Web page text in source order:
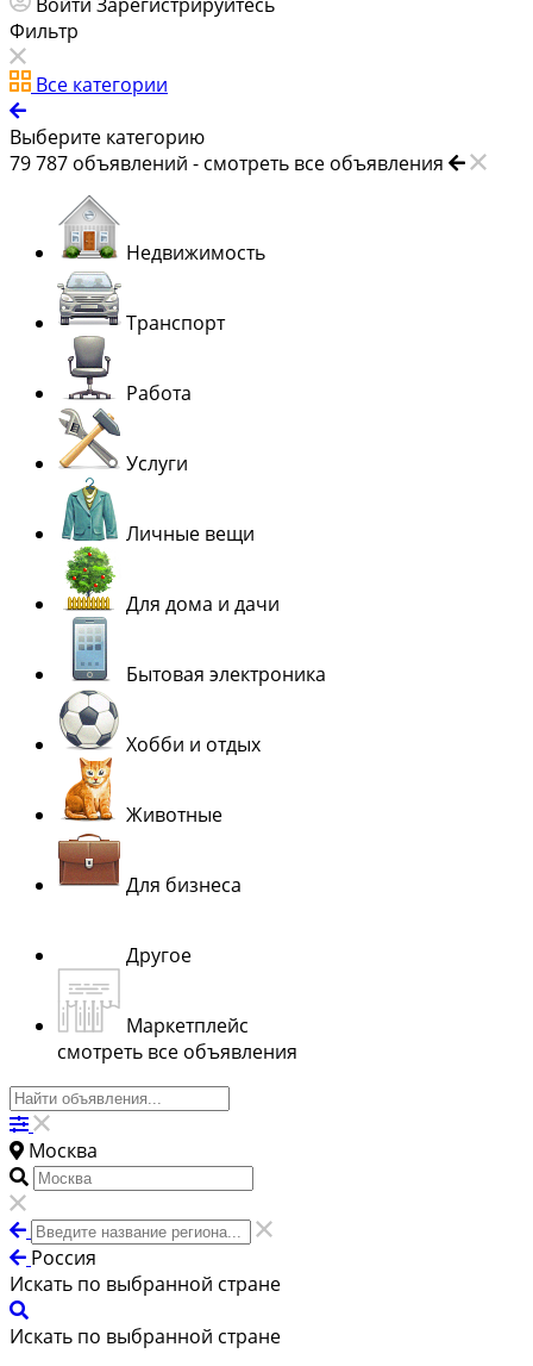
Фильтр
Все категории
Выберите категорию
79 787 объявлений - смотреть все объявления
Недвижимость
Транспорт
Работа
Услуги
Личные вещи
Для дома и дачи
Бытовая электроника
Хобби и отдых
Животные
Для бизнеса
Другое
Маркетплейс
смотреть все объявления
Москва
Россия
Искать по выбранной стране
Искать по выбранной стране